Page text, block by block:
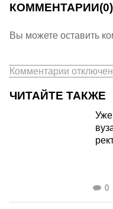
КОММЕНТАРИИ(0)
Вы можете оставить
Комментарии
ЧИТАЙТЕ ТАКЖЕ
0